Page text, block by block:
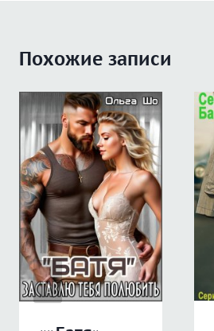
Похожие записи